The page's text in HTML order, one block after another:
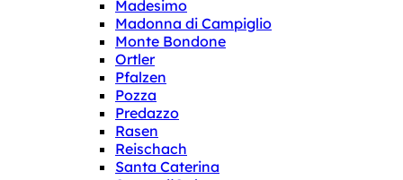
Madesimo
Madonna di Campiglio
Monte Bondone
Ortler
Pfalzen
Pozza
Predazzo
Rasen
Reischach
Santa Caterina